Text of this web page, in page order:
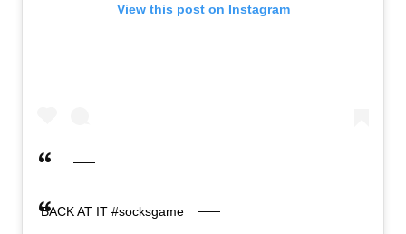
View this post on Instagram
BACK AT IT #socksgame